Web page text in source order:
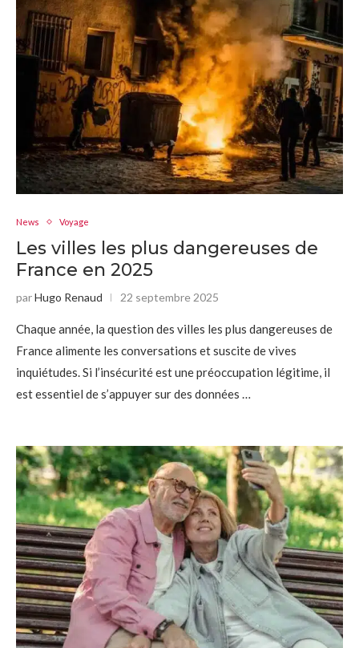
News Voyage
Les villes les plus dangereuses de
France en 2025
parHugo Renaud 22 septembre 2025
Chaque année, la question des villes les plus dangereuses de
France alimente les conversations et suscite de vives
inquiétudes. Si l’insécurité est une préoccupation légitime, il
est essentiel de s’appuyer sur des données …